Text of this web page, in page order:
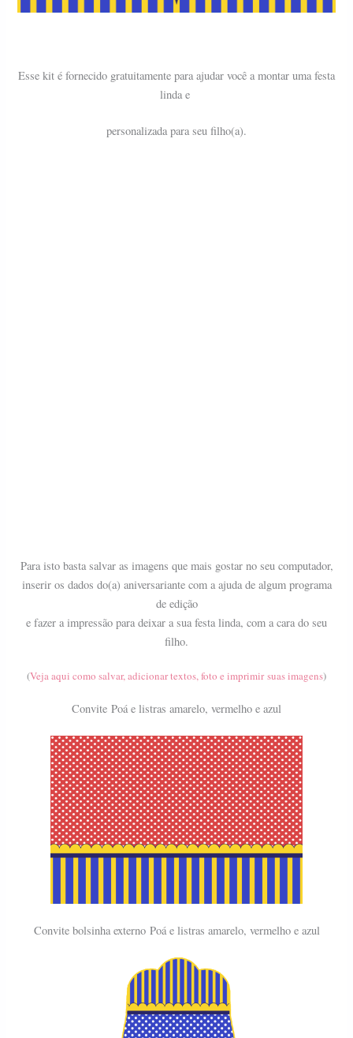
Esse kit é fornecido gratuitamente para ajudar você a montar uma festa
linda e
personalizada para seu filho(a).
Para isto basta salvar as imagens que mais gostar no seu computador,
inserir os dados do(a) aniversariante com a ajuda de algum programa
de edição
e fazer a impressão para deixar a sua festa linda, com a cara do seu
filho.
(Veja aqui como salvar, adicionar textos, foto e imprimir suas imagens)
Convite Poá e listras amarelo, vermelho e azul
Convite bolsinha externo Poá e listras amarelo, vermelho e azul